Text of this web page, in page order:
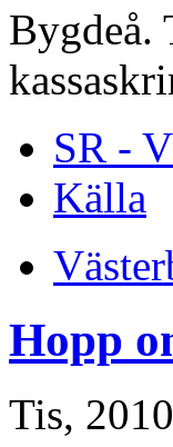
Bygdeå.
SR -
Källa
Hopp
Tis,